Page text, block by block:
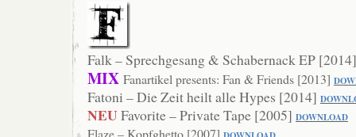
Falk – Sprechgesang & Schabernack EP
MIX Fanartikel presents: Fan & Friends [2013]
Fatoni – Die Zeit heilt alle Hypes [2014]
NEUFavorite – Private Tape [2005] DOWNLOAD
Flaze – Kopfghetto [2007]